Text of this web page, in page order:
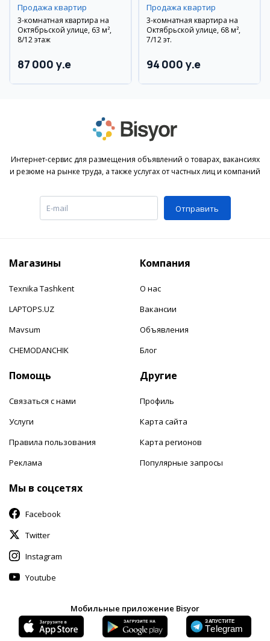
Продажа квартир
3-комнатная квартира на
Октябрьской улице, 63 м²,
8/12 этаж
87 000 y.e
Продажа квартир
3-комнатная квартира на
Октябрьской улице, 68 м²,
7/12 эт.
94 000 y.e
Интернет-сервис для размещения объявлений о товарах, вакансиях
и резюме на рынке труда, а также услугах от частных лиц и компаний
Отправить
Магазины
Texnika Tashkent
LAPTOPS.UZ
Mavsum
CHEMODANCHIK
Компания
О нас
Вакансии
Объявления
Блог
Помощь
Связаться с нами
Услуги
Правила пользования
Реклама
Другие
Профиль
Карта сайта
Карта регионов
Популярные запросы
Мы в соцсетях
Facebook
Twitter
Instagram
Youtube
Мобильные приложение Bisyor